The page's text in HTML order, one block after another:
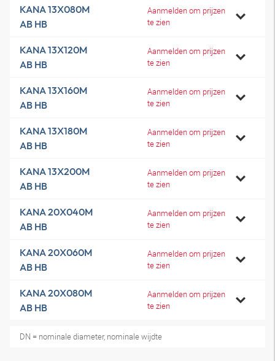
KANA 13X080M
AB HB
Aanmelden om prijzen
te zien
KANA 13X120M
AB HB
Aanmelden om prijzen
te zien
KANA 13X160M
AB HB
Aanmelden om prijzen
te zien
KANA 13X180M
AB HB
Aanmelden om prijzen
te zien
KANA 13X200M
AB HB
Aanmelden om prijzen
te zien
KANA 20X040M
AB HB
Aanmelden om prijzen
te zien
KANA 20X060M
AB HB
Aanmelden om prijzen
te zien
KANA 20X080M
AB HB
Aanmelden om prijzen
te zien
DN = nominale diameter, nominale wijdte